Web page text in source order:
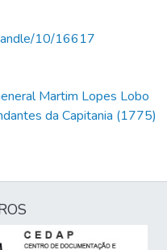
10/16617
Martim Lopes Lobo
da Capitania (1775)